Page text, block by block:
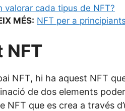
MÉS: NFT per a
NFT
NFT, hi ha aquest NFT
de dos elements
NFT que es crea a través